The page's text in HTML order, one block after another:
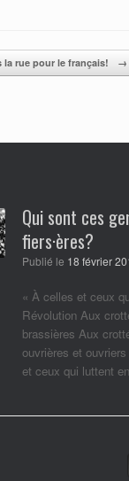
la rue pour le français! →
Qui sont ces
fiers·ères?
Publié le 18 février
« À celles et ceux
Révolution Aux
brassières Aux
ouvrières et
et ceux qui luttent